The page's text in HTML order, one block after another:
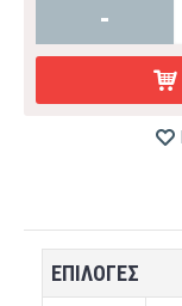
-
ΕΠΙΛΟΓΕΣ